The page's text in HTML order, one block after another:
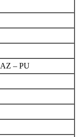
– PU